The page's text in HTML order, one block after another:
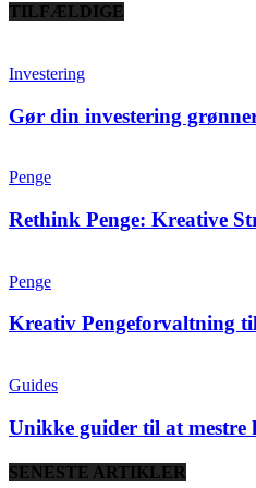
TILFÆLDIGE
Investering
Gør din investering
Penge
Rethink Penge: Kreative
Penge
Kreativ Pengeforvaltning
Guides
Unikke guider til at mestre
SENESTE ARTIKLER